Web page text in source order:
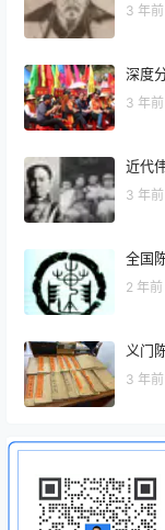
3 年前
深度
3 年前
近代
3 年前
全国
2 年前
义门
3 年前